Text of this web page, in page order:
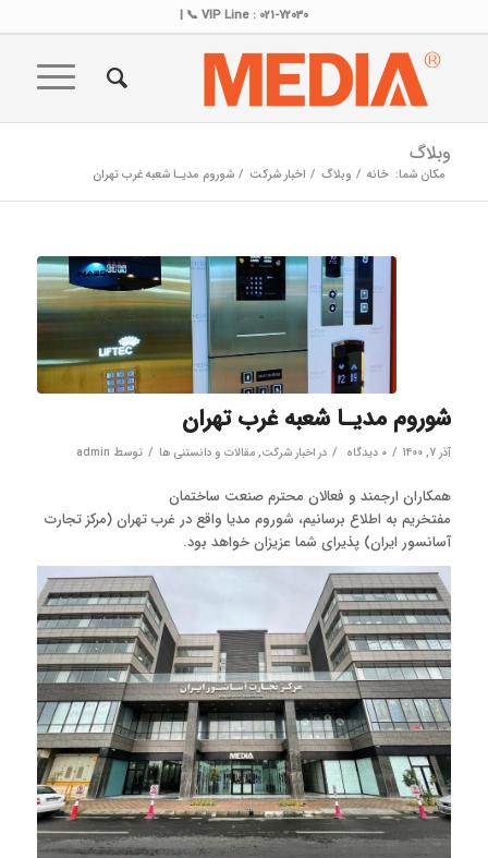
VIP Line : 021-72030 📞 |
وبلاگ
مکان شما: خانه / وبلاگ / اخبار شرکت / شوروم مدیـا شعبه غرب تهران
شوروم مدیـا شعبه غرب تهران
آذر 7, 1400 / ۰ دیدگاه / در اخبار شرکت,مقالات و دانستنی ها / توسط admin
همکاران ارجمند و فعالان محترم صنعت ساختمان
مفتخریم به اطلاع برسانیم، شوروم مدیا واقع در غرب تهران (مرکز تجارت
آسانسور ایران) پذیراى شما عزیزان خواهد بود.